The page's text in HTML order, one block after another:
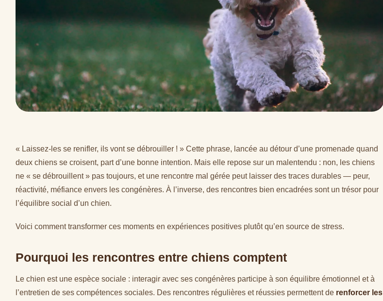
« Laissez-les se renifler, ils vont se débrouiller ! » Cette phrase, lancée au détour d’une promenade quand
deux chiens se croisent, part d’une bonne intention. Mais elle repose sur un malentendu : non, les chiens
ne « se débrouillent » pas toujours, et une rencontre mal gérée peut laisser des traces durables — peur,
réactivité, méfiance envers les congénères. À l’inverse, des rencontres bien encadrées sont un trésor pour
l’équilibre social d’un chien.
Voici comment transformer ces moments en expériences positives plutôt qu’en source de stress.
Pourquoi les rencontres entre chiens comptent
Le chien est une espèce sociale : interagir avec ses congénères participe à son équilibre émotionnel et à
l’entretien de ses compétences sociales. Des rencontres régulières et réussies permettent de renforcer les